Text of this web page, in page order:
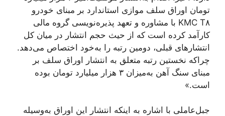
تومان اوراق سلف موازی استاندارد بر مبنای خودرو
KMC T۸ با مشاوره و تعهد پذیره‌نویسی گروه مالی
کارآمد کرده است که از حیث حجم انتشار در میان کل
انتشارهای قبلی، دومین رتبه را به‌خود اختصاص می‌دهد.
چراکه نخستین رتبه متعلق به انتشار اوراق سلف بر
مبنای سنگ آهن به‌میزان ۳ هزار میلیارد تومان بوده
است.»
جبل‌عاملی با اشاره به اینکه انتشار این اوراق به‌وسیله